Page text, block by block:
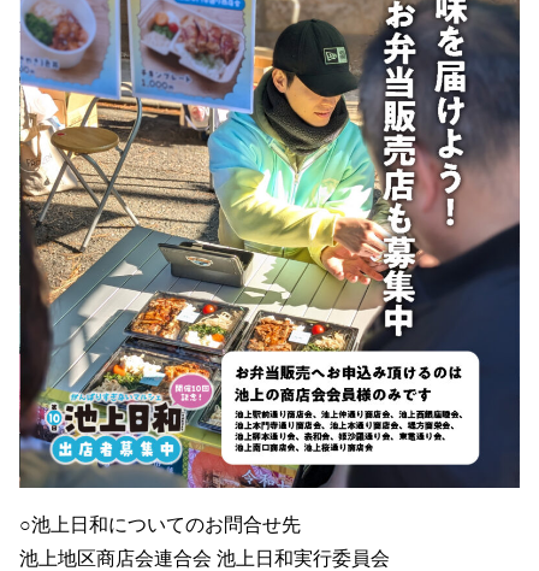
○池上日和についてのお問合せ先
池上地区商店会連合会 池上日和実行委員会